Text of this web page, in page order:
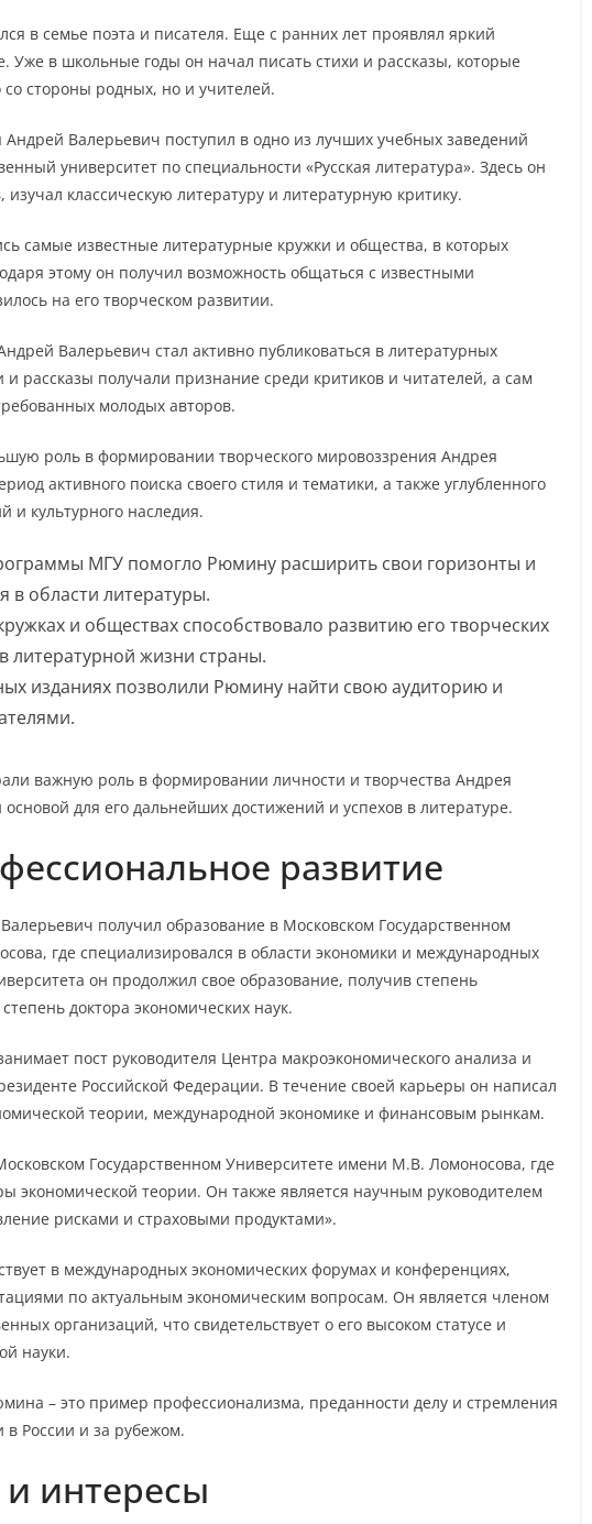
в семье поэта и писателя. Еще с ранних лет проявлял яркий
Уже в школьные годы он начал писать стихи и рассказы, которые
стороны родных, но и учителей.
Валерьевич поступил в одно из лучших учебных заведений
университет по специальности «Русская литература». Здесь он
классическую литературу и литературную критику.
самые известные литературные кружки и общества, в которых
этому он получил возможность общаться с известными
на его творческом развитии.
Валерьевич стал активно публиковаться в литературных
и рассказы получали признание среди критиков и читателей, а сам
молодых авторов.
роль в формировании творческого мировоззрения Андрея
активного поиска своего стиля и тематики, а также углубленного
и культурного наследия.
МГУ помогло Рюмину расширить свои горизонты и
в области литературы.
и обществах способствовало развитию его творческих
литературной жизни страны.
изданиях позволили Рюмину найти свою аудиторию и
важную роль в формировании личности и творчества Андрея
для его дальнейших достижений и успехов в литературе.
развитие
получил образование в Московском Государственном
где специализировался в области экономики и международных
он продолжил свое образование, получив степень
доктора экономических наук.
пост руководителя Центра макроэкономического анализа и
Российской Федерации. В течение своей карьеры он написал
теории, международной экономике и финансовым рынкам.
Государственном Университете имени М.В. Ломоносова, где
экономической теории. Он также является научным руководителем
рисками и страховыми продуктами».
в международных экономических форумах и конференциях,
по актуальным экономическим вопросам. Он является членом
организаций, что свидетельствует о его высоком статусе и
науки.
– это пример профессионализма, преданности делу и стремления
в России и за рубежом.
интересы